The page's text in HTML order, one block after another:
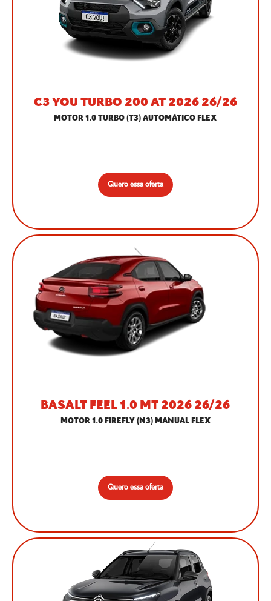
C3 YOU TURBO 200 AT 2026 26/26
MOTOR 1.0 TURBO (T3) AUTOMÁTICO FLEX
Quero essa oferta
BASALT FEEL 1.0 MT 2026 26/26
MOTOR 1.0 FIREFLY (N3) MANUAL FLEX
Quero essa oferta